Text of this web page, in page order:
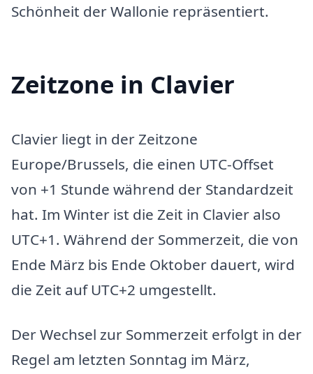
Schönheit der Wallonie repräsentiert.
Zeitzone in Clavier
Clavier liegt in der Zeitzone
Europe/Brussels, die einen UTC-Offset
von +1 Stunde während der Standardzeit
hat. Im Winter ist die Zeit in Clavier also
UTC+1. Während der Sommerzeit, die von
Ende März bis Ende Oktober dauert, wird
die Zeit auf UTC+2 umgestellt.
Der Wechsel zur Sommerzeit erfolgt in der
Regel am letzten Sonntag im März,